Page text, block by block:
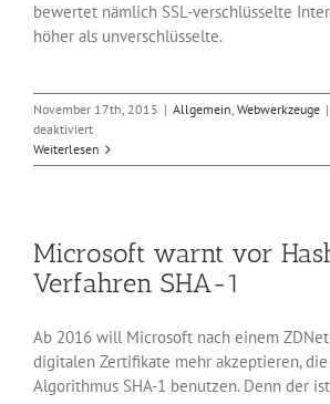
bewertet nämlich SSL-verschlüsselte
höher als unverschlüsselte.
November 17th, 2015 | Allgemein, Webwerkzeuge |
deaktiviertfür
Kostenlose
SSL-
Encrypt
Weiterlesen
Microsoft warnt vor
Verfahren SHA-1
Ab 2016 will Microsoft nach einem
digitalen Zertifikate mehr akzeptieren,
Algorithmus SHA-1 benutzen. Denn der